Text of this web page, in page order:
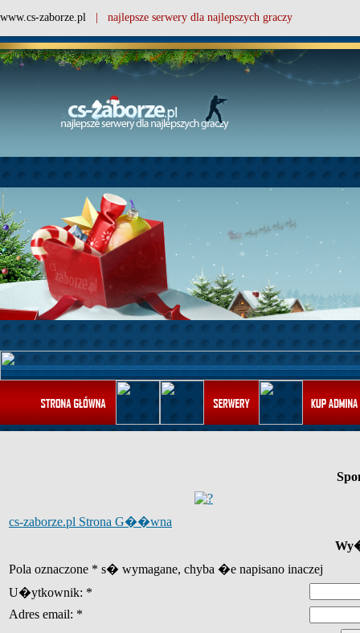
www.cs-zaborze.pl | najlepsze serwery dla najlepszych graczy
cs-zaborze.pl Strona G��wna
Pola oznaczone * s� wymagane, chyba �e napisano inaczej
U�ytkownik: *
Adres email: *